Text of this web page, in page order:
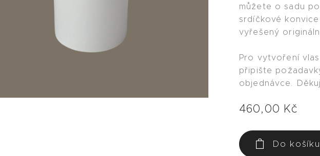
můžete o sadu
srdíčkové
vyřešený
Pro vytvoření
připište
objednávce.
460,00 Kč
Do košíku